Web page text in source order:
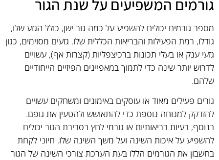
גורמים המשפיעים על שנת הגור
מספר גורמים יכולים להשפיע על כמה גור ישן, כולל הגזע שלו,
גודלו, רמת הפעילות והבריאות הכללית שלו. גזעים מסוימים, כגון
גזעי ענק או בעלי תכונות ברכיצפליות (קצרות אף), עשויים
לדרוש יותר שינה כדי לתמוך במאפיינים הפיזיים הייחודיים
שלהם.
גורים פעילים מאוד או עוסקים באימונים ומשחקים עשויים
להזדקק למנוחה נוספת כדי להתאושש ולהטעין את גופם.
בנוסף, בעיות בריאותיות או גורמי לחץ בסביבת הגור יכולים
להשפיע על איכות השינה ועל משך השינה שלו. חיוני לקחת
בחשבון את הגורמים הללו בעת הערכת צורכי השינה של הגור